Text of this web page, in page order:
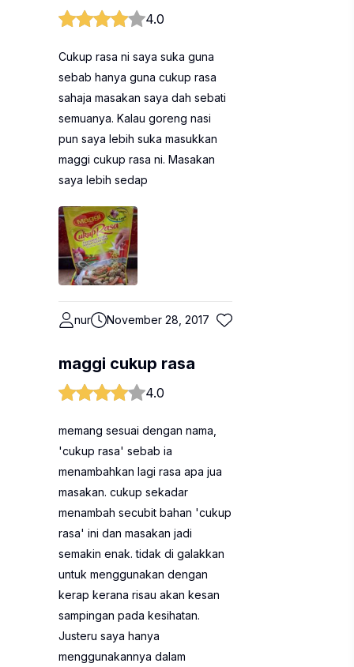
4.0
Cukup rasa ni saya suka guna
sebab hanya guna cukup rasa
sahaja masakan saya dah sebati
semuanya. Kalau goreng nasi
pun saya lebih suka masukkan
maggi cukup rasa ni. Masakan
saya lebih sedap
nur November 28, 2017
maggi cukup rasa
4.0
memang sesuai dengan nama,
'cukup rasa' sebab ia
menambahkan lagi rasa apa jua
masakan. cukup sekadar
menambah secubit bahan 'cukup
rasa' ini dan masakan jadi
semakin enak. tidak di galakkan
untuk menggunakan dengan
kerap kerana risau akan kesan
sampingan pada kesihatan.
Justeru saya hanya
menggunakannya dalam